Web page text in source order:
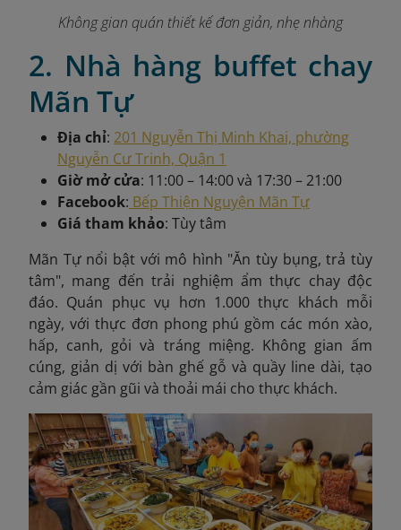
Không gian quán thiết kế đơn giản, nhẹ nhàng
2. Nhà hàng buffet chay
Mãn Tự
Địa chỉ: 201 Nguyễn Thị Minh Khai, phường
Nguyễn Cư Trinh, Quận 1
Giờ mở cửa: 11:00 – 14:00 và 17:30 – 21:00
Facebook: Bếp Thiện Nguyện Mãn Tự
Giá tham khảo: Tùy tâm
Mãn Tự nổi bật với mô hình "Ăn tùy bụng, trả tùy
tâm", mang đến trải nghiệm ẩm thực chay độc
đáo. Quán phục vụ hơn 1.000 thực khách mỗi
ngày, với thực đơn phong phú gồm các món xào,
hấp, canh, gỏi và tráng miệng. Không gian ấm
cúng, giản dị với bàn ghế gỗ và quầy line dài, tạo
cảm giác gần gũi và thoải mái cho thực khách.